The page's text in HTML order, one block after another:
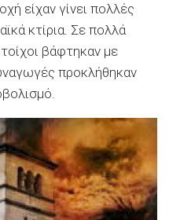
είχαν γίνει πολλές
κτίρια. Σε πολλά
βάφτηκαν με
προκλήθηκαν